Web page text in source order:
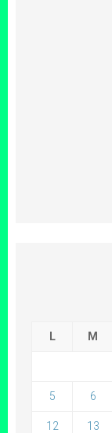
L M
5 6
12 13